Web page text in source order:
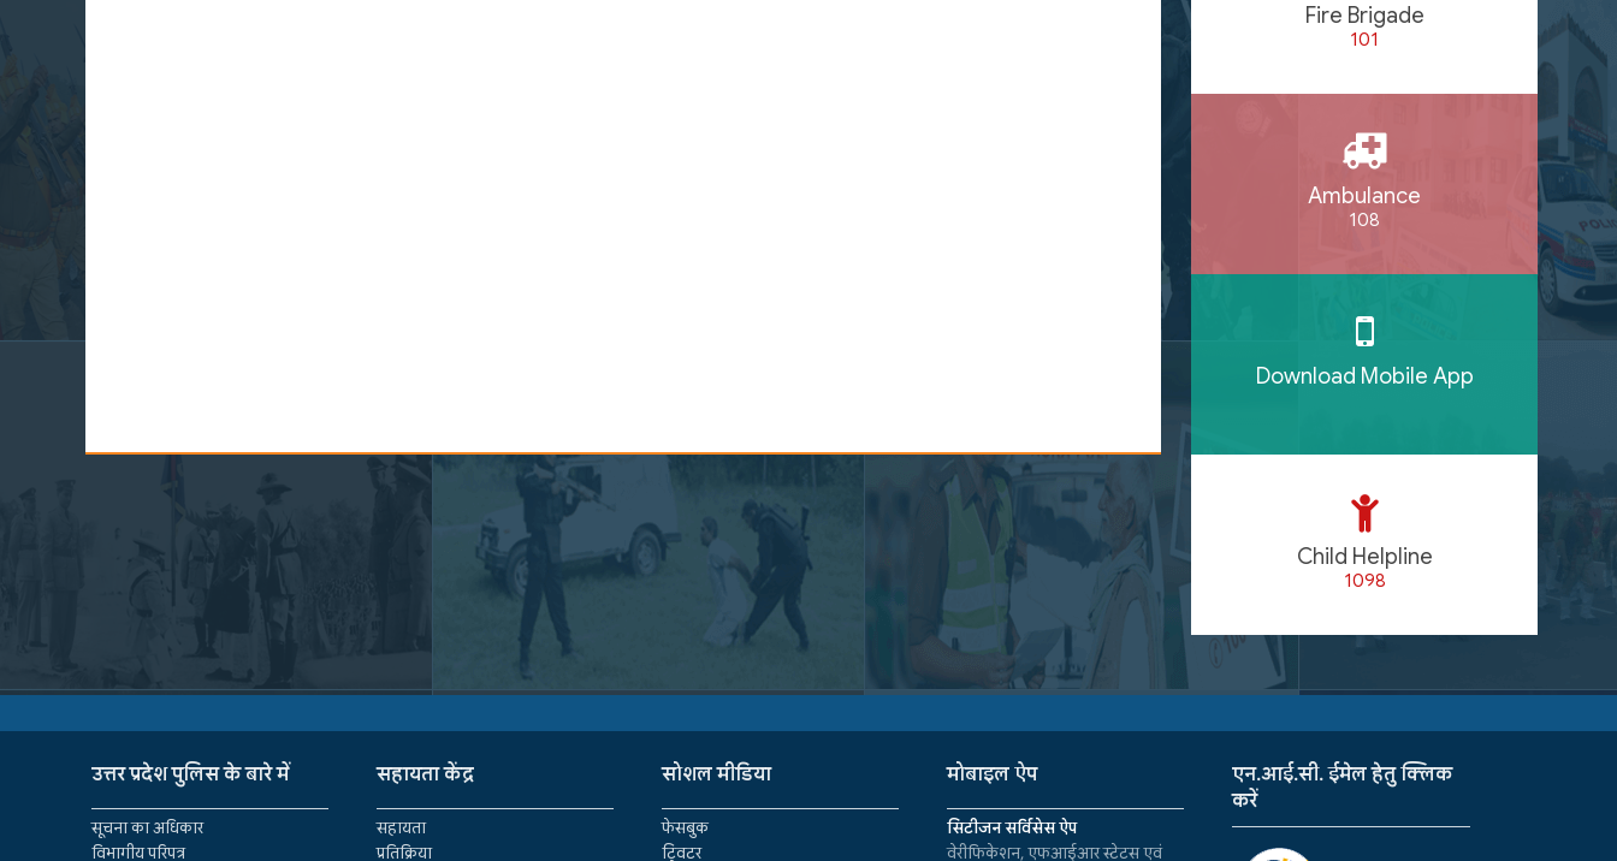
Fire Brigade
101
Ambulance
108
Download Mobile App
Child Helpline
1098
उत्तर प्रदेश पुलिस के बारे में
सूचना का अधिकार
विभागीय परिपत्र
सहायता केंद्र
सहायता
प्रतिक्रिया
सोशल मीडिया
फेसबुक
ट्विटर
मोबाइल ऐप
सिटीजन सर्विसेस ऐप
वेरीफिकेशन, एफआईआर स्टेटस एवं
एन.आई.सी. ईमेल हेतु क्लिक
करें